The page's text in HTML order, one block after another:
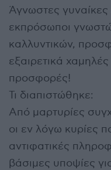
Άγνωστες
εκπρόσωποι
καλλυντικών,
εξαιρετικά
προσφορές!
Τι διαπιστώθηκε:
Από μαρτυρίες
οι εν λόγω κυρίες
αντιφατικές
βάσιμες υποψίες